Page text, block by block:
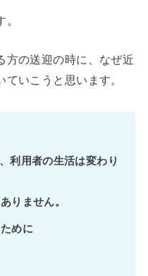
方の送迎の時に、なぜ近
いこうと思います。
利用者の生活は変わり
りません。
めに